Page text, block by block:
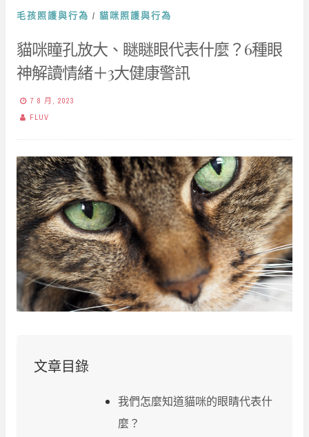
毛孩照護與行為 / 貓咪照護與行為
貓咪瞳孔放大、瞇瞇眼代表什麼？6種眼
神解讀情緒＋3大健康警訊
7 8 月, 2023
FLUV
文章目錄
我們怎麼知道貓咪的眼睛代表什
麼？